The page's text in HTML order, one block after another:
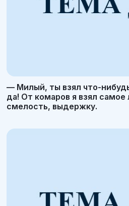
— Милый, ты взял что-
да! От комаров я взял самое
смелость, выдержку.